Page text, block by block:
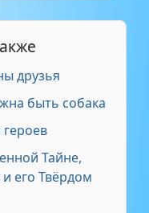
друзья
быть собака
Тайне,
его Твёрдом